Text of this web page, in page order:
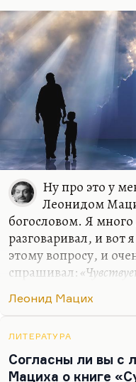
присутствия бога,
сказал: «Если вы
не сомневайтесь».
Ну про это у
Леонидом
богословом. Я
разговаривал, и вот
этому вопросу, и
спрашивал:
попытки:«Если вы
Да, я чувствую
как это ни
Леонид Мацих
ЛИТЕРАТУРА
Согласны ли вы с
Мациха о книге